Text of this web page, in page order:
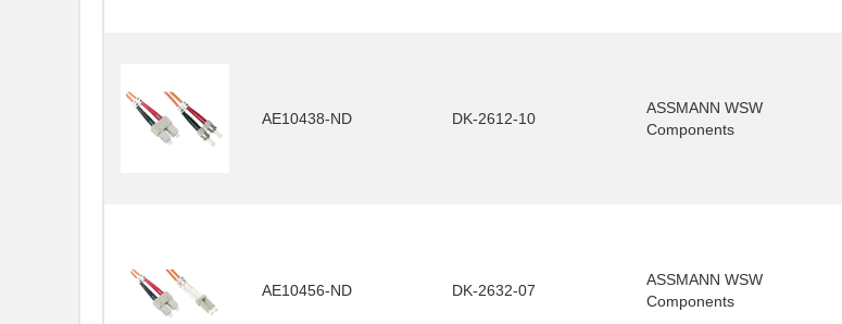
AE10438-ND DK-2612-10
ASSMANN WSW
Components
AE10456-ND DK-2632-07
ASSMANN WSW
Components